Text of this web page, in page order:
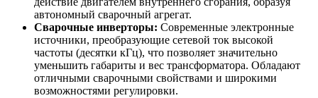
автономный сварочный агрегат.
Сварочные инверторы: Современные электронные
источники, преобразующие сетевой ток высокой
частоты (десятки кГц), что позволяет значительно
уменьшить габариты и вес трансформатора. Обладают
отличными сварочными свойствами и широкими
возможностями регулировки.